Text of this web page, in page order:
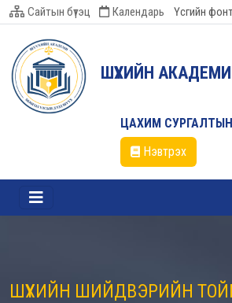
Сайтын бүтэц Календарь Үсгийн
ШҮҮХИЙН АКАДЕМИ
ЦАХИМ
Нэвтрэх
ШҮҮХИЙН ШИЙДВЭРИЙН